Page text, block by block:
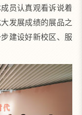
员认真观看诉说着
发展成绩的展品之
建设好新校区、服